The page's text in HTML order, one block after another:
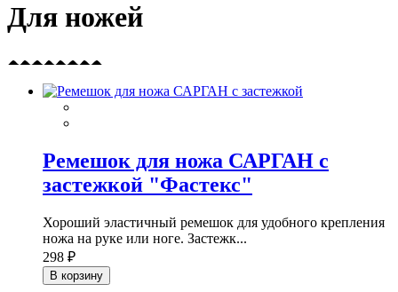
Для ножей
Ремешок для ножа САРГАН с
застежкой "Фастекс"
Хороший эластичный ремешок для удобного крепления
ножа на руке или ноге. Застежк...
298 ₽
В корзину